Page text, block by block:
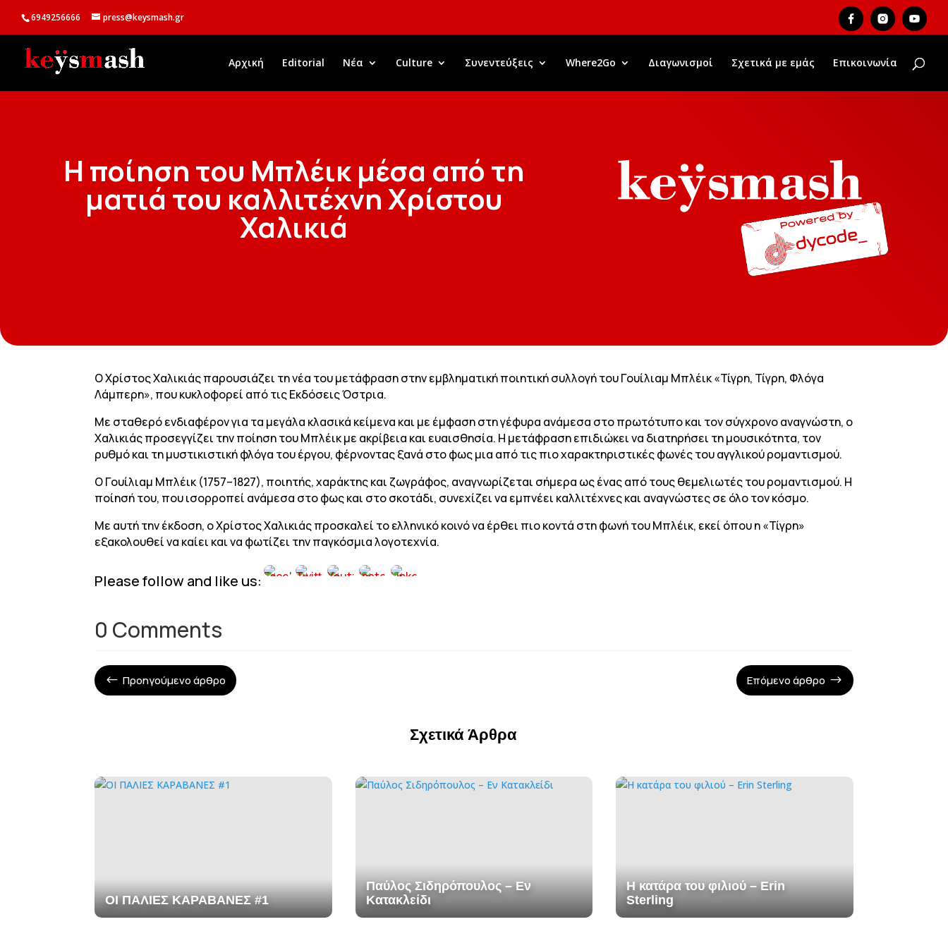
6949256666 press@keysmash.gr
Αρχική Editorial Νέα Culture Συνεντεύξεις Where2Go Διαγωνισμοί Σχετικά με εμάς Επικοινωνία
Η ποίηση του Μπλέικ μέσα από τη
ματιά του καλλιτέχνη Χρίστου
Χαλικιά
Ο Χρίστος Χαλικιάς παρουσιάζει τη νέα του μετάφραση στην εμβληματική ποιητική συλλογή του Γουίλιαμ Μπλέικ «Τίγρη, Τίγρη, Φλόγα
Λάμπερη», που κυκλοφορεί από τις Εκδόσεις Όστρια.
Με σταθερό ενδιαφέρον για τα μεγάλα κλασικά κείμενα και με έμφαση στη γέφυρα ανάμεσα στο πρωτότυπο και τον σύγχρονο αναγνώστη, ο
Χαλικιάς προσεγγίζει την ποίηση του Μπλέικ με ακρίβεια και ευαισθησία. Η μετάφραση επιδιώκει να διατηρήσει τη μουσικότητα, τον
ρυθμό και τη μυστικιστική φλόγα του έργου, φέρνοντας ξανά στο φως μια από τις πιο χαρακτηριστικές φωνές του αγγλικού ρομαντισμού.
Ο Γουίλιαμ Μπλέικ (1757–1827), ποιητής, χαράκτης και ζωγράφος, αναγνωρίζεται σήμερα ως ένας από τους θεμελιωτές του ρομαντισμού. Η
ποίησή του, που ισορροπεί ανάμεσα στο φως και στο σκοτάδι, συνεχίζει να εμπνέει καλλιτέχνες και αναγνώστες σε όλο τον κόσμο.
Με αυτή την έκδοση, ο Χρίστος Χαλικιάς προσκαλεί το ελληνικό κοινό να έρθει πιο κοντά στη φωνή του Μπλέικ, εκεί όπου η «Τίγρη»
εξακολουθεί να καίει και να φωτίζει την παγκόσμια λογοτεχνία.
Please follow and like us:
0 Comments
# Προηγούμενο άρθρο Επόμενο άρθρο $
Σχετικά Άρθρα
ΟΙ ΠΑΛΙΕΣ ΚΑΡΑΒΑΝΕΣ #1
Παύλος Σιδηρόπουλος – Εν
Κατακλείδι
Η κατάρα του φιλιού – Erin
Sterling